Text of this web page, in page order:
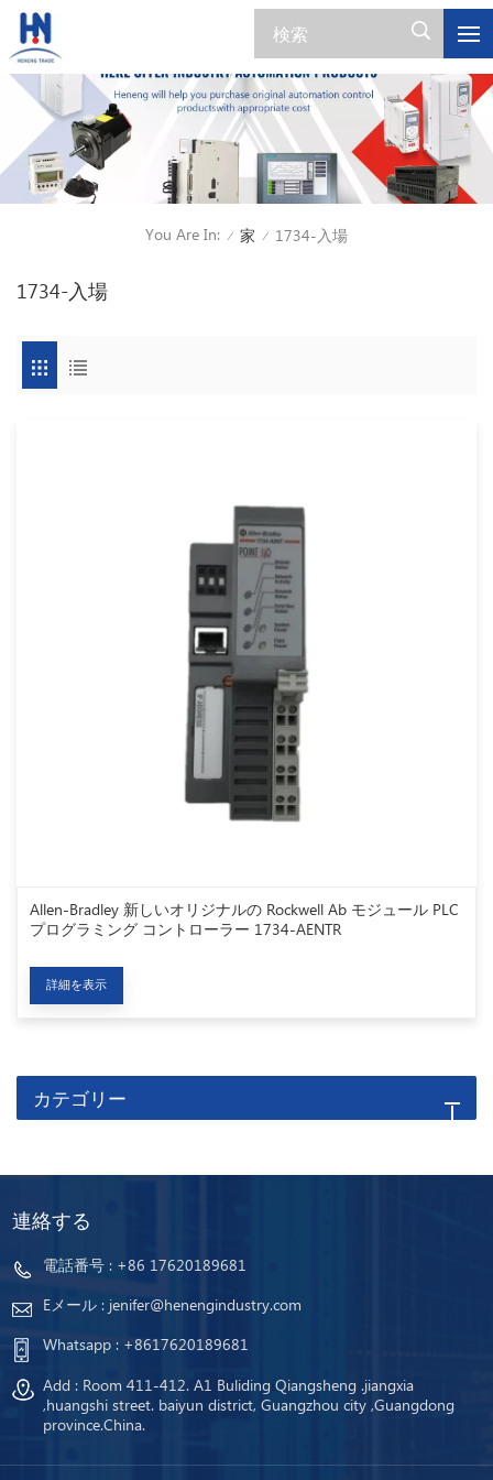
You Are In: / 家 / 1734-入場
1734-入場
Allen-Bradley 新しいオリジナルの Rockwell Ab モジュール PLC
プログラミング コントローラー 1734-AENTR
詳細を表示
カテゴリー
連絡する
電話番号 : +86 17620189681
Eメール : jenifer@henengindustry.com
Whatsapp : +8617620189681
Add : Room 411-412. A1 Buliding Qiangsheng .jiangxia
,huangshi street. baiyun district, Guangzhou city ,Guangdong
province.China.